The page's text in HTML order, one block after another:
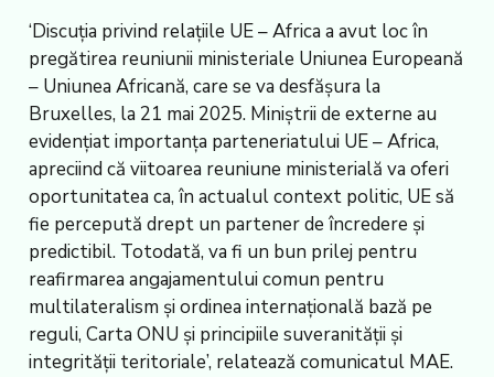
‘Discuția privind relațiile UE – Africa a avut loc în
pregătirea reuniunii ministeriale Uniunea Europeană
– Uniunea Africană, care se va desfășura la
Bruxelles, la 21 mai 2025. Miniștrii de externe au
evidențiat importanța parteneriatului UE – Africa,
apreciind că viitoarea reuniune ministerială va oferi
oportunitatea ca, în actualul context politic, UE să
fie percepută drept un partener de încredere și
predictibil. Totodată, va fi un bun prilej pentru
reafirmarea angajamentului comun pentru
multilateralism și ordinea internațională bază pe
reguli, Carta ONU și principiile suveranității și
integrității teritoriale’, relatează comunicatul MAE.